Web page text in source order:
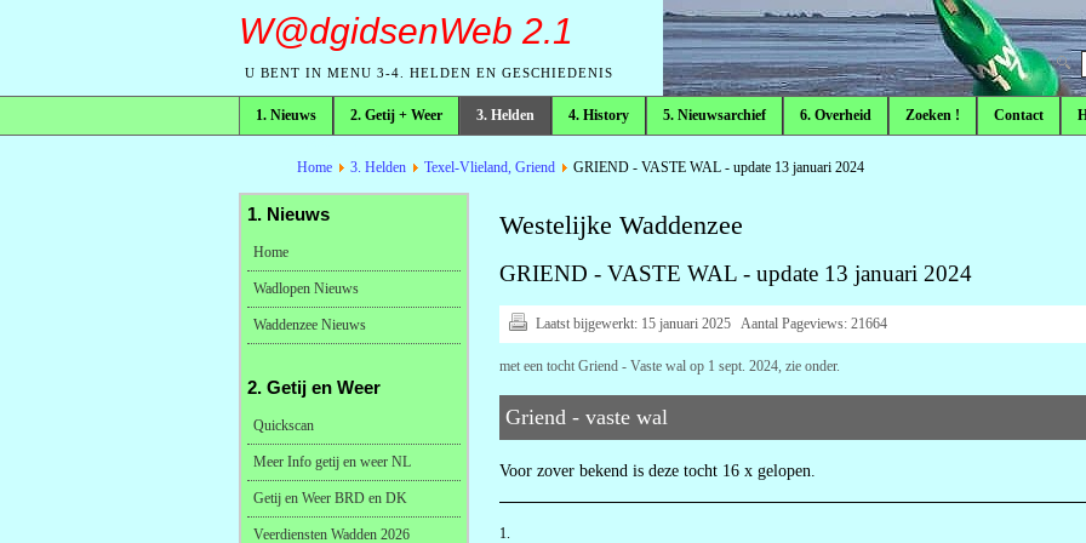
W@dgidsenWeb 2.1
U BENT IN MENU 3-4. HELDEN EN GESCHIEDENIS
1. Nieuws 2. Getij + Weer 3. Helden 4. History 5. Nieuwsarchief 6. Overheid Zoeken ! Contact
broodkruimelpad
Home 3. Helden Texel-Vlieland, Griend GRIEND - VASTE WAL - update 13 januari 2024
Westelijke Waddenzee
GRIEND - VASTE WAL - update 13 januari 2024
Laatst bijgewerkt: 15 januari 2025 Aantal Pageviews: 21664
met een tocht Griend - Vaste wal op 1 sept. 2024, zie onder.
Griend - vaste wal
Voor zover bekend is deze tocht 16 x gelopen.
1.
1. Nieuws
Home
Wadlopen Nieuws
Waddenzee Nieuws
2. Getij en Weer
Quickscan
Meer Info getij en weer NL
Getij en Weer BRD en DK
Veerdiensten Wadden 2026